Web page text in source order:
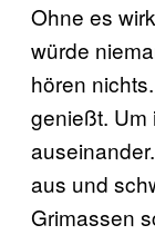
Ohne es
würde
hören
genießt. Um
auseinander.
aus und
Grimassen